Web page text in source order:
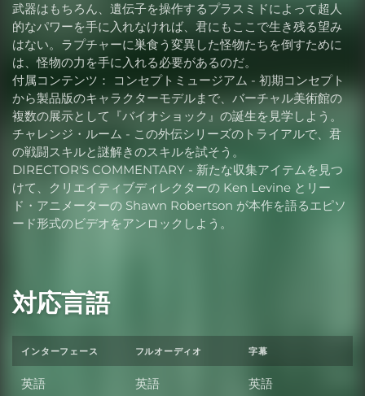
武器はもちろん、遺伝子を操作するプラスミドによって超人
的なパワーを手に入れなければ、君にもここで生き残る望み
はない。ラプチャーに巣食う変異した怪物たちを倒すために
は、怪物の力を手に入れる必要があるのだ。
付属コンテンツ： コンセプトミュージアム - 初期コンセプト
から製品版のキャラクターモデルまで、バーチャル美術館の
複数の展示として『バイオショック』の誕生を見学しよう。
チャレンジ・ルーム - この外伝シリーズのトライアルで、君
の戦闘スキルと謎解きのスキルを試そう。
DIRECTOR'S COMMENTARY - 新たな収集アイテムを見つ
けて、クリエイティブディレクターの Ken Levine とリー
ド・アニメーターの Shawn Robertson が本作を語るエピソ
ード形式のビデオをアンロックしよう。
対応言語
インターフェース フルオーディオ 字幕
英語 英語 英語